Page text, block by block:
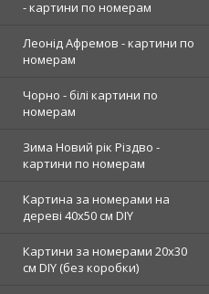
- картини по номерам
Леонід Афремов - картини по
номерам
Чорно - білі картини по
номерам
Зима Новий рік Різдво -
картини по номерам
Картина за номерами на
дереві 40х50 см DIY
Картини за номерами 20х30
см DIY (без коробки)